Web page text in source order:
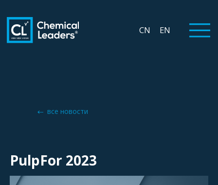
все новости
PulpFor 2023